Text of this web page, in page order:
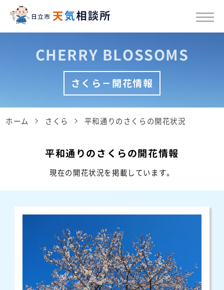
CHERRY BLOSSOMS
さくら－開花情報
ホーム さくら 平和通りのさくらの開花状況
平和通りのさくらの開花情報
現在の開花状況を掲載しています。